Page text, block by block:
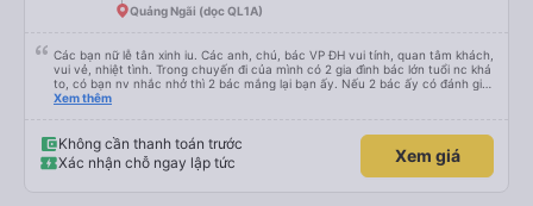
Quảng Ngãi (dọc QL1A)
Các bạn nữ lễ tân xinh iu. Các anh, chú, bác VP ĐH vui tính, quan tâm khách,
vui vẻ, nhiệt tình. Trong chuyến đi của mình có 2 gia đình bác lớn tuổi nc khá
to, có bạn nv nhắc nhở thì 2 bác mắng lại bạn ấy. Nếu 2 bác ấy có đánh giá
xấu thì mình ngược lại nha. Bạn ấy nhắc nhở rất đúng. 2 bác nói rất to. To
bạn ấy nha. Nếu bạn ấy bị trừ thì bảo bạn ấy liên hệ sđt của mình, mình hỗ
trợ ạ. Số mình đuôi 666, chuyến ĐH-NT ngày 16/1. À các bạn nữ lễ tân xinh
iu còn đổi cho mình phòng đơn sang đôi xong còn note là (một mình) yêu
Xem thêm
Không cần thanh toán trước
Xác nhận chỗ ngay lập tức
Xem giá